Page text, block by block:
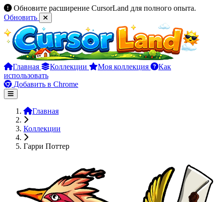
Обновите расширение CursorLand для полного опыта.
Обновить
Главная Коллекции Моя коллекция
Как
использовать
Добавить в Chrome
Главная
Коллекции
Гарри Поттер